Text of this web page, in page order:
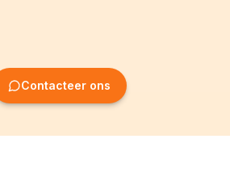
Contacteer ons